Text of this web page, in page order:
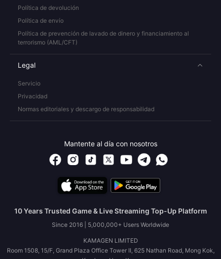
Política de devolución
Política de envío
Política de prevención de lavado de dinero y financiamiento al
terrorismo (AML/CFT)
Legal
Servicio
Privacidad
Normas editoriales y descargo de responsabilidad
Mantente al día con nosotros
10 Years Trusted Game & Live Streaming Top-Up Platform
Since 2016 | 5,000,000+ Users Worldwide
KAMAGEN LIMITED
Room 1508, 15/F, Grand Plaza Office Tower II, 625 Nathan Road, Mong Kok,